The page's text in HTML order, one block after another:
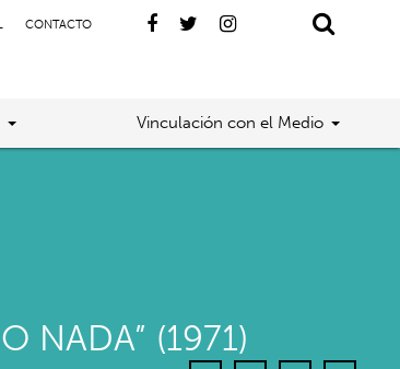
CONTACTO
Vinculación con el Medio
NADA” (1971)